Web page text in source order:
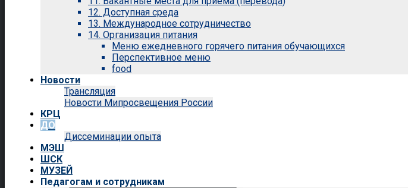
12. Доступная среда
13. Международное сотрудничество
14. Организация питания
Меню ежедневного горячего питания обучающихся
Перспективное меню
food
Новости
Трансляция
Новости Мипросвещения России
КРЦ
ДО
Диссеминации опыта
МЭШ
ШСК
МУЗЕЙ
Педагогам и сотрудникам